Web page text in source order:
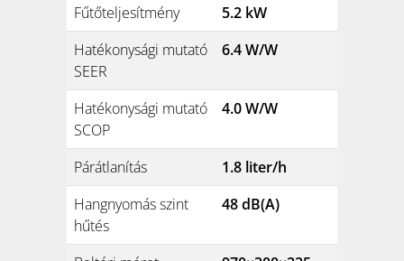
Fűtőteljesítmény
5.2 kW
Hatékonysági mutató
SEER
6.4 W/W
Hatékonysági mutató
SCOP
4.0 W/W
Párátlanítás
1.8 liter/h
Hangnyomás szint
hűtés
48 dB(A)